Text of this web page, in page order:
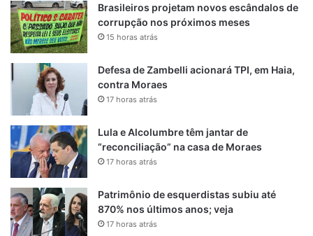
Brasileiros projetam novos escândalos de
corrupção nos próximos meses
15 horas atrás
Defesa de Zambelli acionará TPI, em Haia,
contra Moraes
17 horas atrás
Lula e Alcolumbre têm jantar de
“reconciliação” na casa de Moraes
17 horas atrás
Patrimônio de esquerdistas subiu até
870% nos últimos anos; veja
17 horas atrás